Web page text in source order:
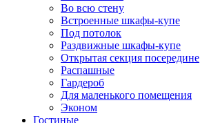
Во всю стену
Встроенные шкафы-купе
Под потолок
Раздвижные шкафы-купе
Открытая секция посередине
Распашные
Гардероб
Для маленького помещения
Эконом
Гостиные